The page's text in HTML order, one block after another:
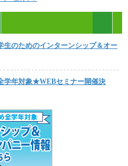
生のためのインターンシップ＆オー
学年対象★WEBセミナー開催決